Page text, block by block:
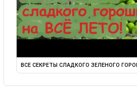
ВСЕ СЕКРЕТЫ СЛАДКОГО ЗЕЛЕНОГО